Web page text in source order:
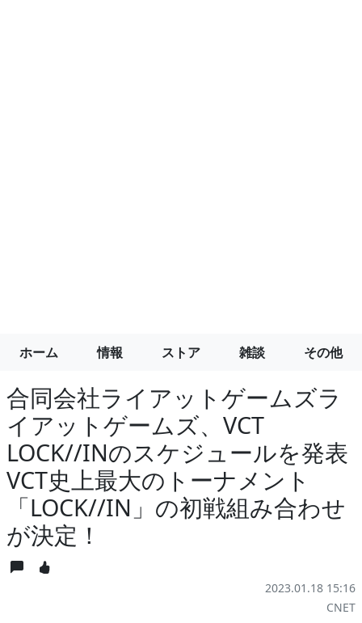
ホーム 情報 ストア 雑談 その他
合同会社ライアットゲームズラ
イアットゲームズ、VCT
LOCK//INのスケジュールを発表
VCT史上最大のトーナメント
「LOCK//IN」の初戦組み合わせ
が決定！
2023.01.18 15:16
CNET